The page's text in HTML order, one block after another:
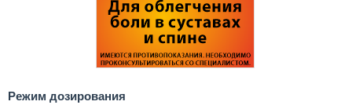
Режим дозирования